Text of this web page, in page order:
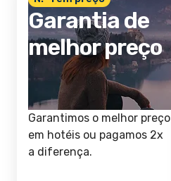
Garantia de
melhor preço
Garantimos o melhor preço
em hotéis ou pagamos 2x
a diferença.